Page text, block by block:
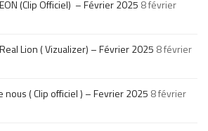
(Clip Officiel) – Février 2025 8 février
Lion ( Vizualizer) – Février 2025 8 février
nous ( Clip officiel ) – Fevrier 2025 8 février